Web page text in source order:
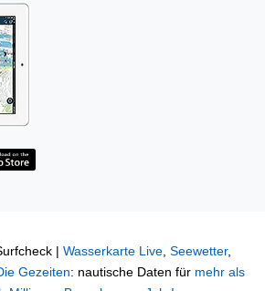
| Wasserkarte Live, Seewetter,
Gezeiten: nautische Daten für mehr als